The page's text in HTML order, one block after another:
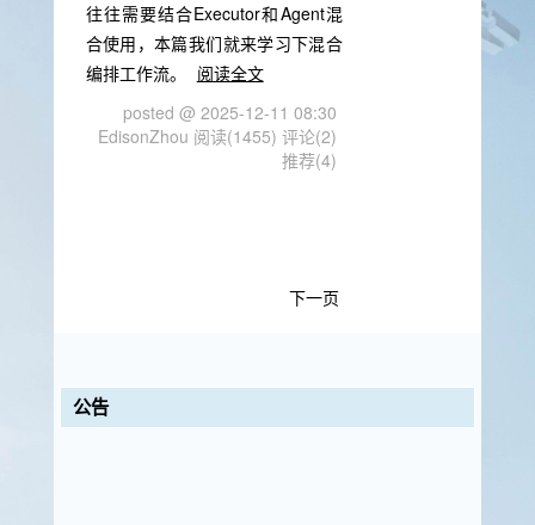
往往需要结合Executor和Agent混
合使用，本篇我们就来学习下混合
编排工作流。
阅读全文
posted @ 2025-12-11 08:30
EdisonZhou 阅读(1455) 评论(2)
推荐(4)
下一页
公告